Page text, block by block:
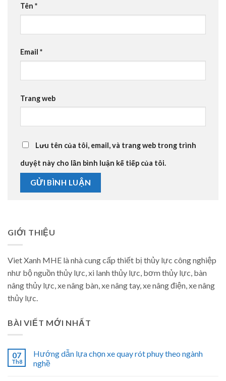
Tên *
Email *
Trang web
Lưu tên của tôi, email, và trang web trong trình
duyệt này cho lần bình luận kế tiếp của tôi.
GIỚI THIỆU
Viet Xanh MHE là nhà cung cấp thiết bị thủy lực công nghiệp
như bộ nguồn thủy lực, xi lanh thủy lực, bơm thủy lực, bàn
nâng thủy lực, xe nâng bàn, xe nâng tay, xe nâng điện, xe nâng
thủy lực.
BÀI VIẾT MỚI NHẤT
07
Th8
Hướng dẫn lựa chọn xe quay rót phuy theo ngành
nghề